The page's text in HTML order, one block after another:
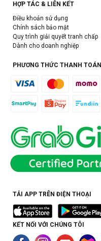
HỢP TÁC & LIÊN KẾT
Điều khoản sử dụng
Chính sách bảo mật
Quy trình giải quyết tranh chấp
Dành cho doanh nghiệp
PHƯƠNG THỨC THANH TOÁN
TẢI APP TRÊN ĐIỆN THOẠI
KẾT NỐI VỚI CHÚNG TÔI